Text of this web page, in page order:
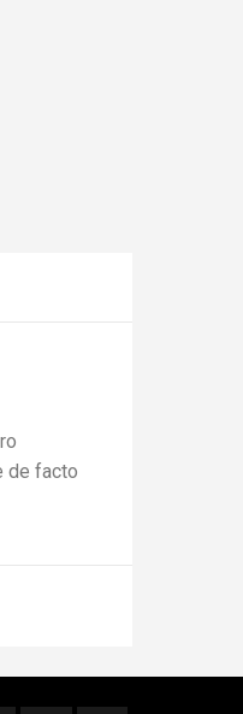
de facto